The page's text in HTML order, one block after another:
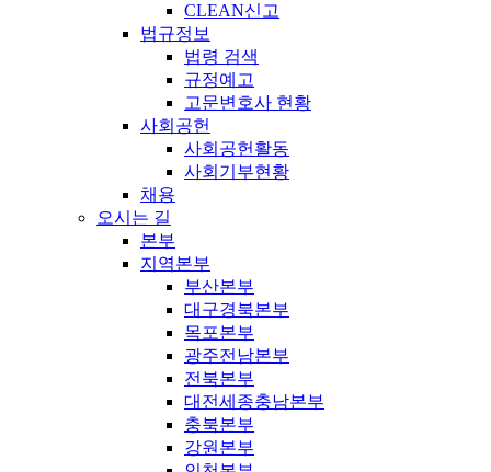
CLEAN신고
법규정보
법령 검색
규정예고
고문변호사 현황
사회공헌
사회공헌활동
사회기부현황
채용
오시는 길
본부
지역본부
부산본부
대구경북본부
목포본부
광주전남본부
전북본부
대전세종충남본부
충북본부
강원본부